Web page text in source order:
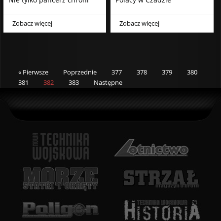
Zobacz więcej Zobacz więcej
« Pierwsze Poprzednie 377 378 379
380
381
382 383 Następne